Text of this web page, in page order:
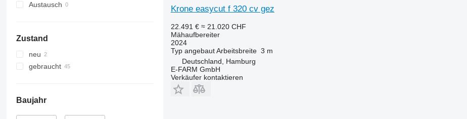
Austausch
Zustand
neu
gebraucht
Baujahr
Krone easycut f 320 cv gez
22.491 € ≈ 21.020 CHF
Mähaufbereiter
2024
Typ angebaut Arbeitsbreite 3 m
Deutschland, Hamburg
E-FARM GmbH
Verkäufer kontaktieren